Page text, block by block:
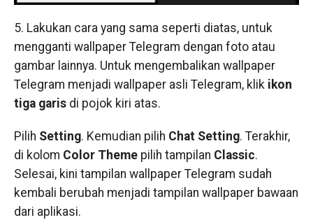
5. Lakukan cara yang sama seperti diatas, untuk
mengganti wallpaper Telegram dengan foto atau
gambar lainnya. Untuk mengembalikan wallpaper
Telegram menjadi wallpaper asli Telegram, klik ikon
tiga garisdi pojok kiri atas.
Pilih Setting. Kemudian pilih Chat Setting. Terakhir,
di kolom Color Themepilih tampilan Classic.
Selesai, kini tampilan wallpaper Telegram sudah
kembali berubah menjadi tampilan wallpaper bawaan
dari aplikasi.